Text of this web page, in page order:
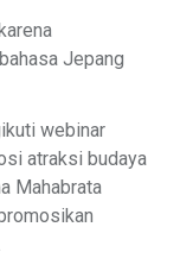
Jepang
webinar
atraksi budaya
Mahabrata